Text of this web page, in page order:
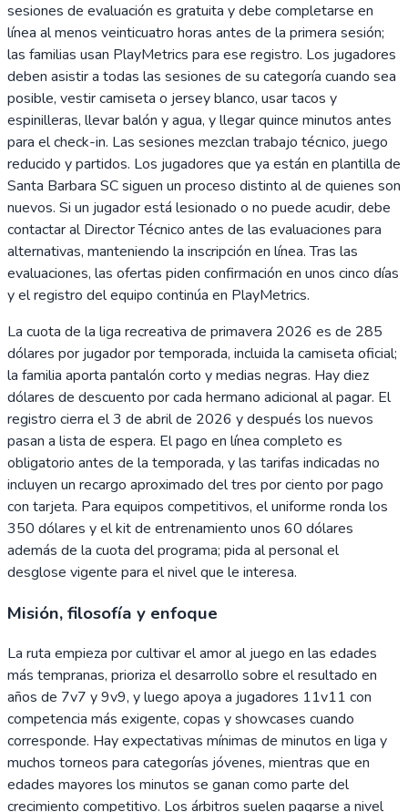
sesiones de evaluación es gratuita y debe completarse en
línea al menos veinticuatro horas antes de la primera sesión;
las familias usan PlayMetrics para ese registro. Los jugadores
deben asistir a todas las sesiones de su categoría cuando sea
posible, vestir camiseta o jersey blanco, usar tacos y
espinilleras, llevar balón y agua, y llegar quince minutos antes
para el check-in. Las sesiones mezclan trabajo técnico, juego
reducido y partidos. Los jugadores que ya están en plantilla de
Santa Barbara SC siguen un proceso distinto al de quienes son
nuevos. Si un jugador está lesionado o no puede acudir, debe
contactar al Director Técnico antes de las evaluaciones para
alternativas, manteniendo la inscripción en línea. Tras las
evaluaciones, las ofertas piden confirmación en unos cinco días
y el registro del equipo continúa en PlayMetrics.
La cuota de la liga recreativa de primavera 2026 es de 285
dólares por jugador por temporada, incluida la camiseta oficial;
la familia aporta pantalón corto y medias negras. Hay diez
dólares de descuento por cada hermano adicional al pagar. El
registro cierra el 3 de abril de 2026 y después los nuevos
pasan a lista de espera. El pago en línea completo es
obligatorio antes de la temporada, y las tarifas indicadas no
incluyen un recargo aproximado del tres por ciento por pago
con tarjeta. Para equipos competitivos, el uniforme ronda los
350 dólares y el kit de entrenamiento unos 60 dólares
además de la cuota del programa; pida al personal el
desglose vigente para el nivel que le interesa.
Misión, filosofía y enfoque
La ruta empieza por cultivar el amor al juego en las edades
más tempranas, prioriza el desarrollo sobre el resultado en
años de 7v7 y 9v9, y luego apoya a jugadores 11v11 con
competencia más exigente, copas y showcases cuando
corresponde. Hay expectativas mínimas de minutos en liga y
muchos torneos para categorías jóvenes, mientras que en
edades mayores los minutos se ganan como parte del
crecimiento competitivo. Los árbitros suelen pagarse a nivel